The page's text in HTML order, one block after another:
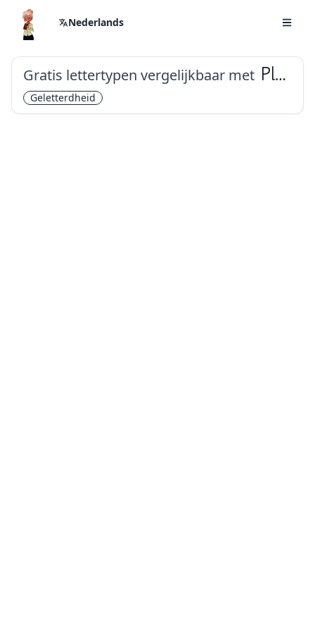
Nederlands
Gratis lettertypen vergelijkbaar met Playwrite DE Grund
Geletterdheid